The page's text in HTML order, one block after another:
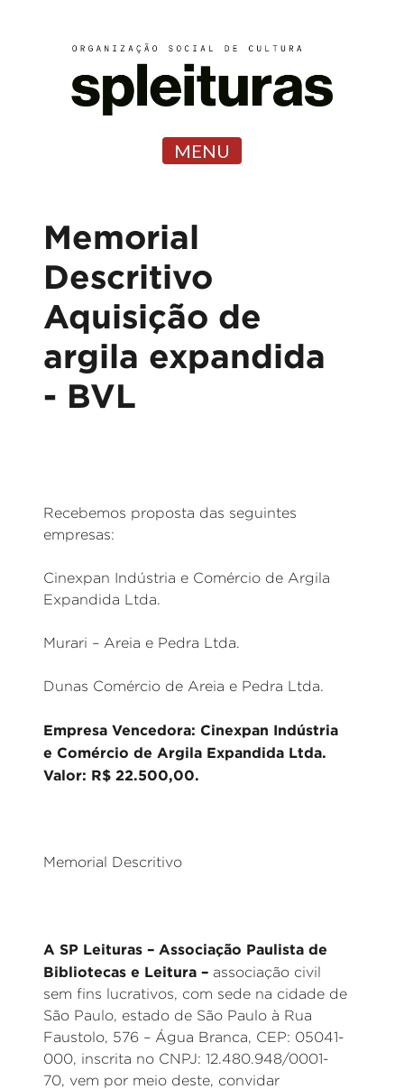
MENU
Memorial
Descritivo
Aquisição de
argila expandida
- BVL
Recebemos proposta das seguintes
empresas:
Cinexpan Indústria e Comércio de Argila
Expandida Ltda.
Murari – Areia e Pedra Ltda.
Dunas Comércio de Areia e Pedra Ltda.
Empresa Vencedora: Cinexpan Indústria
e Comércio de Argila Expandida Ltda.
Valor: R$ 22.500,00.
Memorial Descritivo
A SP Leituras – Associação Paulista de
Bibliotecas e Leitura – associação civil
sem fins lucrativos, com sede na cidade de
São Paulo, estado de São Paulo à Rua
Faustolo, 576 – Água Branca, CEP: 05041-
000, inscrita no CNPJ: 12.480.948/0001-
70, vem por meio deste, convidar